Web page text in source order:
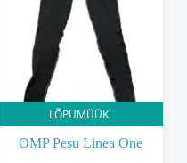
LÕPUMÜÜK!
OMP Pesu Linea One